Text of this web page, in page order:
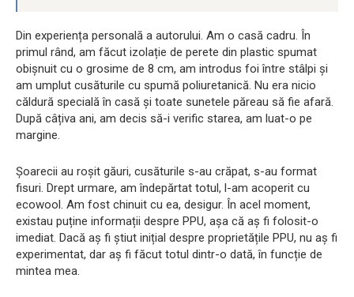
Din experiența personală a autorului. Am o casă cadru. În
primul rând, am făcut izolație de perete din plastic spumat
obișnuit cu o grosime de 8 cm, am introdus foi între stâlpi și
am umplut cusăturile cu spumă poliuretanică. Nu era nicio
căldură specială în casă și toate sunetele păreau să fie afară.
După câțiva ani, am decis să-i verific starea, am luat-o pe
margine.
Șoarecii au roșit găuri, cusăturile s-au crăpat, s-au format
fisuri. Drept urmare, am îndepărtat totul, l-am acoperit cu
ecowool. Am fost chinuit cu ea, desigur. În acel moment,
existau puține informații despre PPU, așa că aș fi folosit-o
imediat. Dacă aș fi știut inițial despre proprietățile PPU, nu aș fi
experimentat, dar aș fi făcut totul dintr-o dată, în funcție de
mintea mea.